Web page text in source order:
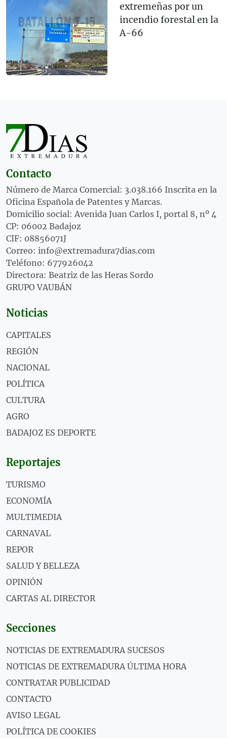
extremeñas por un
incendio forestal en la
A-66
Contacto
Número de Marca Comercial: 3.038.166 Inscrita en la
Oficina Española de Patentes y Marcas.
Domicilio social: Avenida Juan Carlos I, portal 8, nº 4
CP: 06002 Badajoz
CIF: 08856071J
Correo: info@extremadura7dias.com
Teléfono: 677926042
Directora: Beatriz de las Heras Sordo
GRUPO VAUBÁN
Noticias
CAPITALES
REGIÓN
NACIONAL
POLÍTICA
CULTURA
AGRO
BADAJOZ ES DEPORTE
Reportajes
TURISMO
ECONOMÍA
MULTIMEDIA
CARNAVAL
REPOR
SALUD Y BELLEZA
OPINIÓN
CARTAS AL DIRECTOR
Secciones
NOTICIAS DE EXTREMADURA SUCESOS
NOTICIAS DE EXTREMADURA ÚLTIMA HORA
CONTRATAR PUBLICIDAD
CONTACTO
AVISO LEGAL
POLÍTICA DE COOKIES